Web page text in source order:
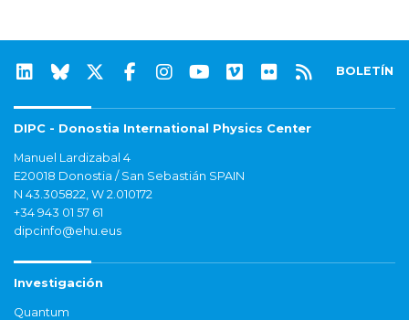
BOLETÍN
DIPC - Donostia International Physics Center
Manuel Lardizabal 4
E20018 Donostia / San Sebastián SPAIN
N 43.305822, W 2.010172
+34 943 01 57 61
dipcinfo@ehu.eus
Investigación
Quantum